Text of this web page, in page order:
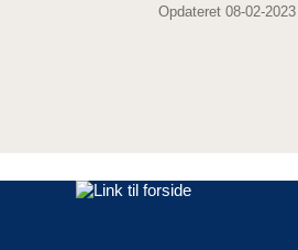
Opdateret 08-02-2023